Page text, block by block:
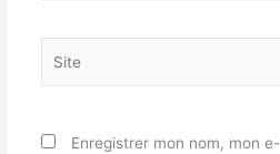
Enregistrer mon nom, mon